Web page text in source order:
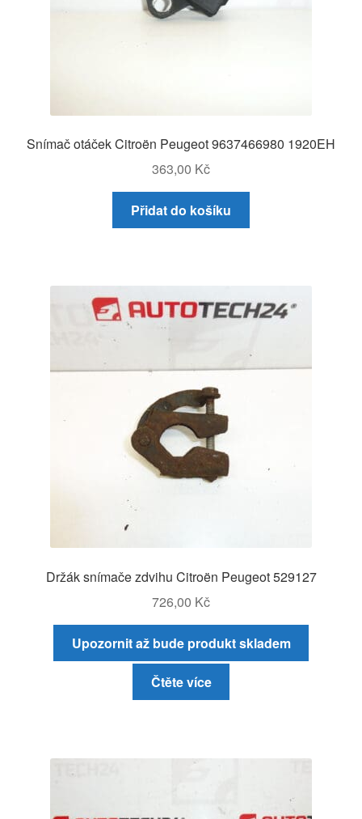
Snímač otáček Citroën Peugeot 9637466980 1920EH
363,00 Kč
Přidat do košíku
Držák snímače zdvihu Citroën Peugeot 529127
726,00 Kč
Upozornit až bude produkt skladem
Čtěte více